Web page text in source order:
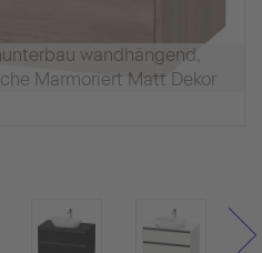
wandhängend,
Marmoriert Matt Dekor